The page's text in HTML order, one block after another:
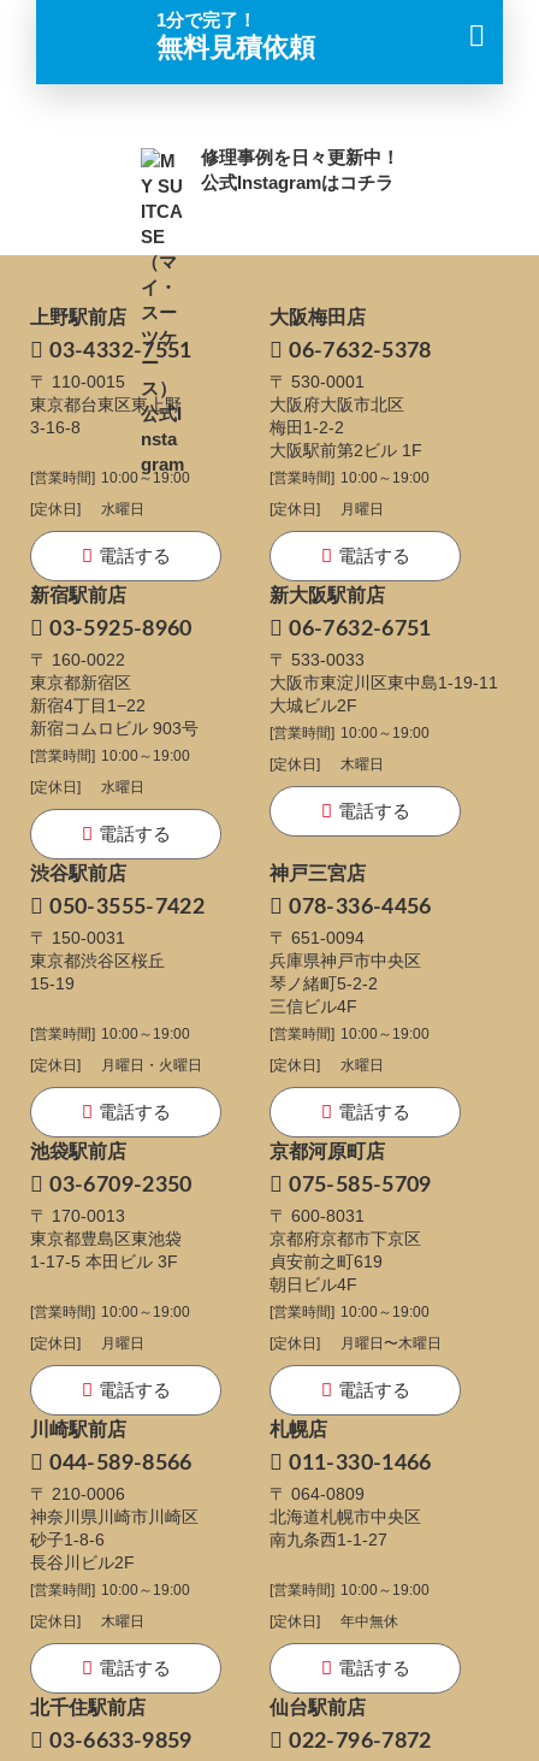
1分で完了！
無料見積依頼
修理事例を日々更新中！
公式Instagramはコチラ
上野駅前店
03-4332-7551
〒 110-0015
東京都台東区東上野
3-16-8
[営業時間] 10:00～19:00
[定休日]
水曜日
電話する
大阪梅田店
06-7632-5378
〒 530-0001
大阪府大阪市北区
梅田1-2-2
大阪駅前第2ビル 1F
[営業時間] 10:00～19:00
[定休日]
月曜日
電話する
新宿駅前店
03-5925-8960
〒 160-0022
東京都新宿区
新宿4丁目1−22
新宿コムロビル 903号
[営業時間] 10:00～19:00
[定休日]
水曜日
電話する
新大阪駅前店
06-7632-6751
〒 533-0033
大阪市東淀川区東中島1-19-11
大城ビル2F
[営業時間] 10:00～19:00
[定休日]
木曜日
電話する
渋谷駅前店
050-3555-7422
〒 150-0031
東京都渋谷区桜丘
15-19
[営業時間] 10:00～19:00
[定休日]
月曜日・火曜日
電話する
神戸三宮店
078-336-4456
〒 651-0094
兵庫県神戸市中央区
琴ノ緒町5-2-2
三信ビル4F
[営業時間] 10:00～19:00
[定休日]
水曜日
電話する
池袋駅前店
03-6709-2350
〒 170-0013
東京都豊島区東池袋
1-17-5 本田ビル 3F
[営業時間] 10:00～19:00
[定休日]
月曜日
電話する
京都河原町店
075-585-5709
〒 600-8031
京都府京都市下京区
貞安前之町619
朝日ビル4F
[営業時間] 10:00～19:00
[定休日]
月曜日〜木曜日
電話する
川崎駅前店
044-589-8566
〒 210-0006
神奈川県川崎市川崎区
砂子1-8-6
長谷川ビル2F
[営業時間] 10:00～19:00
[定休日]
木曜日
電話する
札幌店
011-330-1466
〒 064-0809
北海道札幌市中央区
南九条西1-1-27
[営業時間] 10:00～19:00
[定休日]
年中無休
電話する
北千住駅前店
03-6633-9859
仙台駅前店
022-796-7872